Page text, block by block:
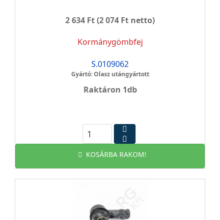
2 634 Ft(2 074 Ft netto)
Kormánygömbfej
S.0109062
Gyártó: Olasz utángyártott
Raktáron 1db
KOSÁRBA RAKOM!